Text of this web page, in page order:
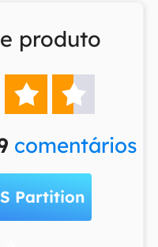
produto
 
comentários
Partition